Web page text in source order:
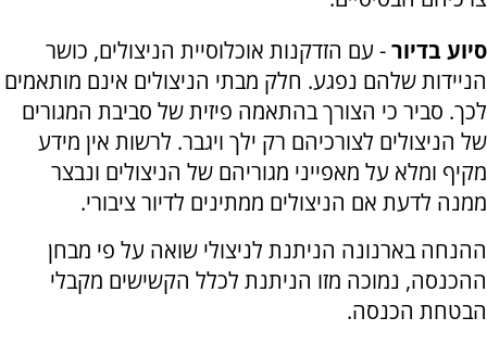
סיוע בדיור- עם הזדקנות אוכלוסיית הניצולים, כושר
הניידות שלהם נפגע. חלק מבתי הניצולים אינם מותאמים
לכך. סביר כי הצורך בהתאמה פיזית של סביבת המגורים
של הניצולים לצורכיהם רק ילך ויגבר. לרשות אין מידע
מקיף ומלא על מאפייני מגוריהם של הניצולים ונבצר
ממנה לדעת אם הניצולים ממתינים לדיור ציבורי.
ההנחה בארנונה הניתנת לניצולי שואה על פי מבחן
ההכנסה, נמוכה מזו הניתנת לכלל הקשישים מקבלי
הבטחת הכנסה.